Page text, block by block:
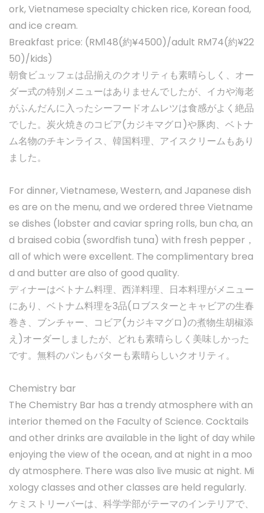
ork, Vietnamese specialty chicken rice, Korean food,
and ice cream.
Breakfast price: (RM148(約¥4500)/adult RM74(約¥22
50)/kids)
朝食ビュッフェは品揃えのクオリティも素晴らしく、オー
ダー式の特別メニューはありませんでしたが、イカや海老
がふんだんに入ったシーフードオムレツは食感がよく絶品
でした。炭火焼きのコビア(カジキマグロ)や豚肉、ベトナ
ム名物のチキンライス、韓国料理、アイスクリームもあり
ました。
For dinner, Vietnamese, Western, and Japanese dish
es are on the menu, and we ordered three Vietname
se dishes (lobster and caviar spring rolls, bun cha, an
d braised cobia (swordfish tuna) with fresh pepper，
all of which were excellent. The complimentary brea
d and butter are also of good quality.
ディナーはベトナム料理、西洋料理、日本料理がメニュー
にあり、ベトナム料理を3品(ロブスターとキャビアの生春
巻き、ブンチャー、コビア(カジキマグロ)の煮物生胡椒添
え)オーダーしましたが、どれも素晴らしく美味しかった
です。無料のパンもバターも素晴らしいクオリティ。
Chemistry bar
The Chemistry Bar has a trendy atmosphere with an
interior themed on the Faculty of Science. Cocktails
and other drinks are available in the light of day while
enjoying the view of the ocean, and at night in a moo
dy atmosphere. There was also live music at night. Mi
xology classes and other classes are held regularly.
ケミストリーバーは、科学学部がテーマのインテリアで、